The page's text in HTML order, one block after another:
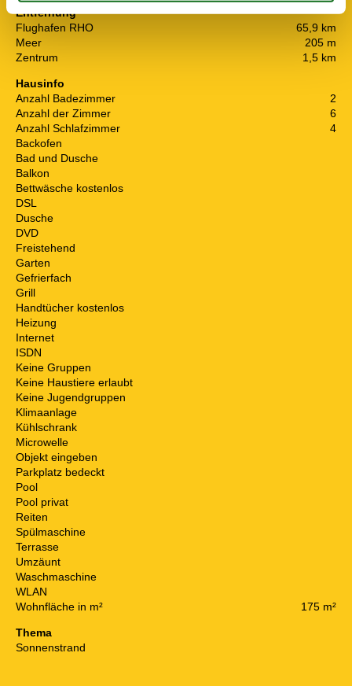
Entfernung
Flughafen RHO
65,9 km
Meer
205 m
Zentrum
1,5 km
Hausinfo
Anzahl Badezimmer
2
Anzahl der Zimmer
6
Anzahl Schlafzimmer
4
Backofen
Bad und Dusche
Balkon
Bettwäsche kostenlos
DSL
Dusche
DVD
Freistehend
Garten
Gefrierfach
Grill
Handtücher kostenlos
Heizung
Internet
ISDN
Keine Gruppen
Keine Haustiere erlaubt
Keine Jugendgruppen
Klimaanlage
Kühlschrank
Microwelle
Objekt eingeben
Parkplatz bedeckt
Pool
Pool privat
Reiten
Spülmaschine
Terrasse
Umzäunt
Waschmaschine
WLAN
Wohnfläche in m²
175 m²
Thema
Sonnenstrand